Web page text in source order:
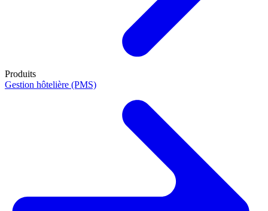
Produits
Gestion hôtelière (PMS)